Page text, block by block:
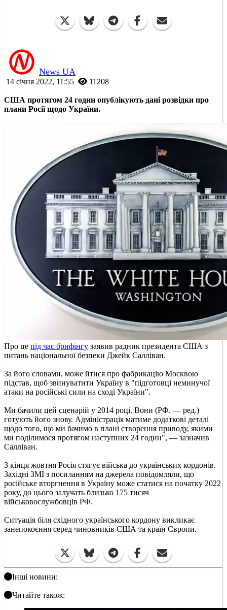
News UA
14 січня 2022, 11:55 11208
США протягом 24 годин опублікують дані розвідки про
плани Росії щодо України.
Про це під час брифінгу заявив радник президента США з
питань національної безпеки Джейк Салліван.
За його словами, може йтися про фабрикацію Москвою
підстав, щоб звинуватити Україну в "підготовці неминучої
атаки на російські сили на сході України".
Ми бачили цей сценарій у 2014 році. Вони (РФ. — ред.)
готують його знову. Адміністрація матиме додаткові деталі
щодо того, що ми бачимо в плані створення приводу, якими
ми поділимося протягом наступних 24 годин", — зазначив
Салліван.
З кінця жовтня Росія стягує війська до українських кордонів.
Західні ЗМІ з посиланням на джерела повідомляли, що
російське вторгнення в Україну може статися на початку 2022
року, до цього залучать близько 175 тисяч
військовослужбовців РФ.
Ситуація біля східного українського кордону викликає
занепокоєння серед чиновників США та країн Європи.
Інші новини:
Читайте також: